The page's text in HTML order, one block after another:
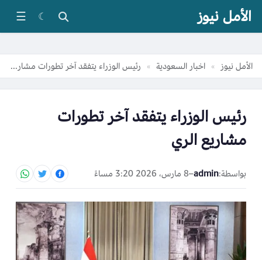
الأمل نيوز ☾
☰
الأمل نيوز » اخبار السعودية » رئيس الوزراء يتفقد آخر تطورات مشاريع الري
رئيس الوزراء يتفقد آخر تطورات
مشاريع الري
بواسطة:admin
–8 مارس، 2026 3:20 مساءً